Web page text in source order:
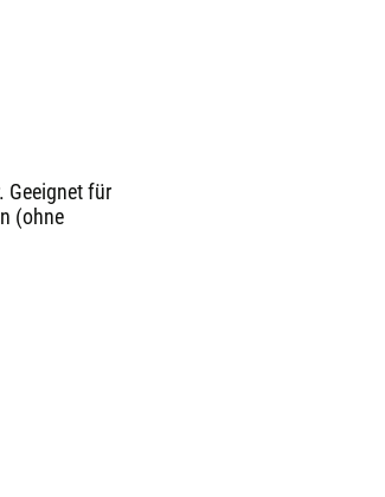
Geeignet für
(ohne